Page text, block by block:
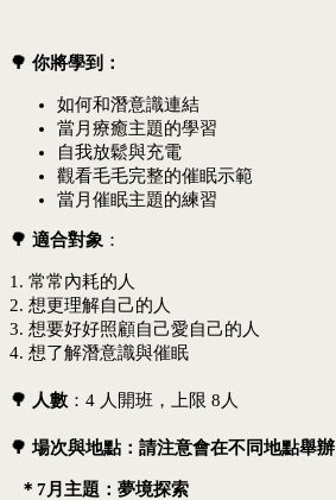
🌳 你將學到：
如何和潛意識連結
當月療癒主題的學習
自我放鬆與充電
觀看毛毛完整的催眠示範
當月催眠主題的練習
🌳 適合對象 ：
1. 常常內耗的人
2. 想更理解自己的人
3. 想要好好照顧自己愛自己的人
4. 想了解潛意識與催眠
🌳 人數 ：4 人開班，上限 8人
🌳場次與地點：請注意會在不同地點舉辦
＊7月主題：夢境探索